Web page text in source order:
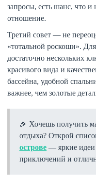
запросы, есть шанс, что
отношение.
Третий совет — не
«тотальной роскоши».
достаточно нескольких
красивого вида и
бассейна, удобной
важнее, чем золотые
Хочешь получить
отдыха? Открой
острове — яркие идеи
приключений и